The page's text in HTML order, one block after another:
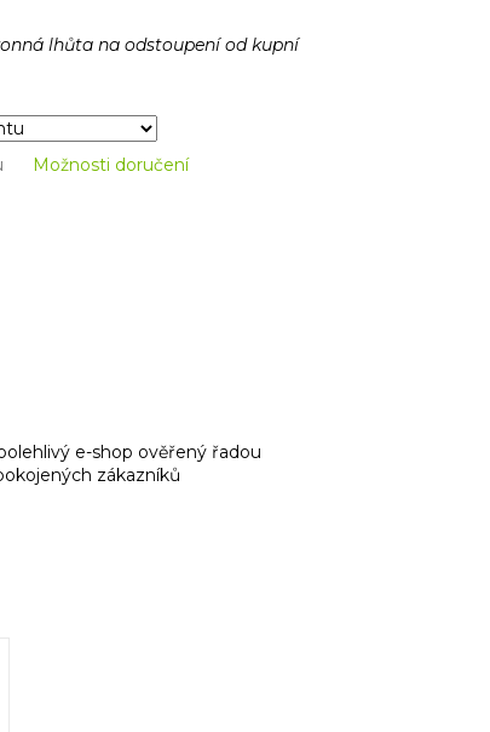
Možnosti doručení
lhůta na odstoupení od kupní
e-shop ověřený řadou
zákazníků